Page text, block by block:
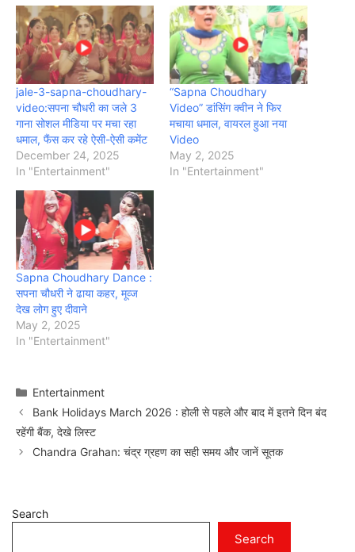
jale-3-sapna-choudhary-
video:सपना चौधरी का जले 3
गाना सोशल मीडिया पर मचा रहा
धमाल, फैंस कर रहे ऐसी-ऐसी कमेंट
December 24, 2025
In "Entertainment"
“Sapna Choudhary
Video” डांसिंग क्वीन ने फिर
मचाया धमाल, वायरल हुआ नया
Video
May 2, 2025
In "Entertainment"
Sapna Choudhary Dance :
सपना चौधरी ने ढाया कहर, मूव्ज
देख लोग हुए दीवाने
May 2, 2025
In "Entertainment"
Categories
Entertainment
Bank Holidays March 2026 : होली से पहले और बाद में इतने दिन बंद
रहेंगी बैंक, देखे लिस्ट
Chandra Grahan: चंद्र ग्रहण का सही समय और जानें सूतक
Search
Search